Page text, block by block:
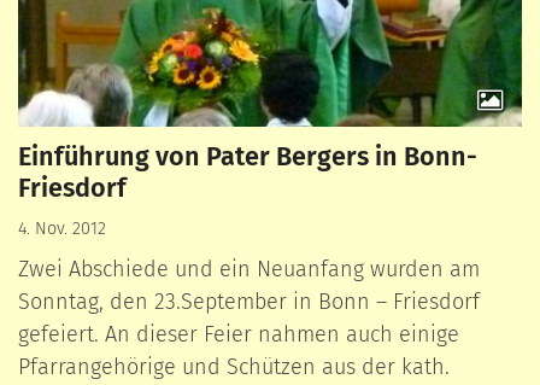
Einführung von Pater Bergers in Bonn-
Friesdorf
4. Nov. 2012
Zwei Abschiede und ein Neuanfang wurden am
Sonntag, den 23.September in Bonn – Friesdorf
gefeiert. An dieser Feier nahmen auch einige
Pfarrangehörige und Schützen aus der kath.